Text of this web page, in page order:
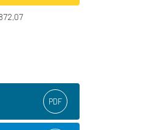
PDF